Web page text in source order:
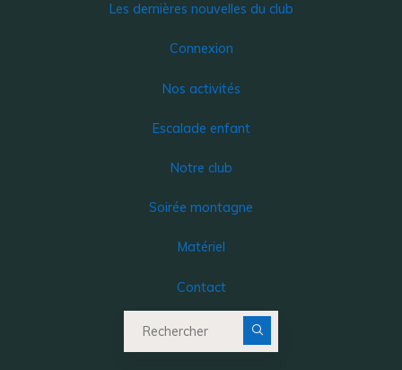
Les dernières nouvelles du club
Connexion
Nos activités
Escalade enfant
Notre club
Soirée montagne
Matériel
Contact